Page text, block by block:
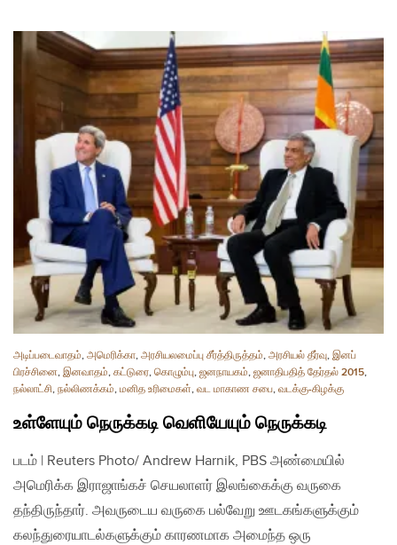
அடிப்படைவாதம், அமெரிக்கா, அரசியலமைப்பு சீர்த்திருத்தம், அரசியல் தீர்வு, இனப்
பிரச்சினை, இனவாதம், கட்டுரை, கொழும்பு, ஜனநாயகம், ஜனாதிபதித் தேர்தல் 2015,
நல்லாட்சி, நல்லிணக்கம், மனித உரிமைகள், வட மாகாண சபை, வடக்கு-கிழக்கு
உள்ளேயும் நெருக்கடி வெளியேயும் நெருக்கடி
படம் | Reuters Photo/ Andrew Harnik, PBS அண்மையில்
அமெரிக்க இராஜாங்கச் செயலாளர் இலங்கைக்கு வருகை
தந்திருந்தார். அவருடைய வருகை பல்வேறு ஊடகங்களுக்கும்
கலந்துரையாடல்களுக்கும் காரணமாக அமைந்த ஒரு